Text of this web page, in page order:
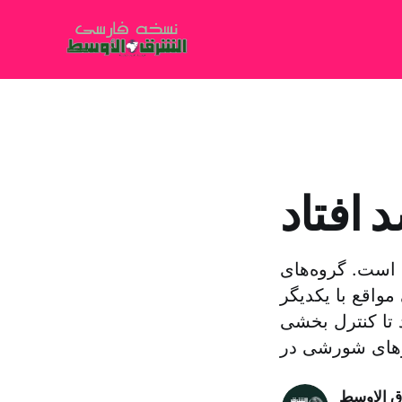
گروه‌های
با یکدیگر
کنترل بخشی
الاوسط